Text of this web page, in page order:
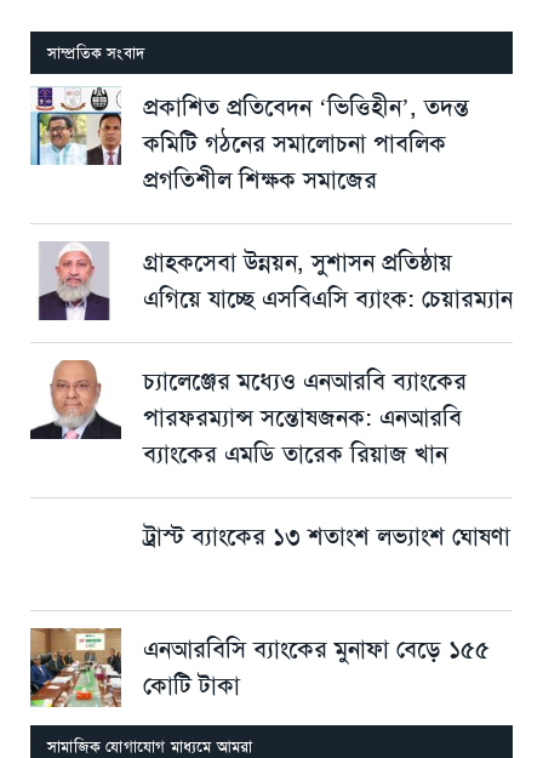
সাম্প্রতিক সংবাদ
প্রকাশিত প্রতিবেদন ‘ভিত্তিহীন’, তদন্ত
কমিটি গঠনের সমালোচনা পাবলিক
প্রগতিশীল শিক্ষক সমাজের
গ্রাহকসেবা উন্নয়ন, সুশাসন প্রতিষ্ঠায়
এগিয়ে যাচ্ছে এসবিএসি ব্যাংক: চেয়ারম্যান
চ্যালেঞ্জের মধ্যেও এনআরবি ব্যাংকের
পারফরম্যান্স সন্তোষজনক: এনআরবি
ব্যাংকের এমডি তারেক রিয়াজ খান
ট্রাস্ট ব্যাংকের ১৩ শতাংশ লভ্যাংশ ঘোষণা
এনআরবিসি ব্যাংকের মুনাফা বেড়ে ১৫৫
কোটি টাকা
সামাজিক যোগাযোগ মাধ্যমে আমরা